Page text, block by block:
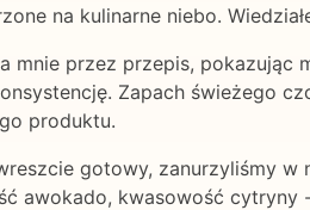
na kulinarne niebo.
mnie przez przepis, pokazując
Zapach świeżego
produktu.
gotowy, zanurzyliśmy
awokado, kwasowość cytryny